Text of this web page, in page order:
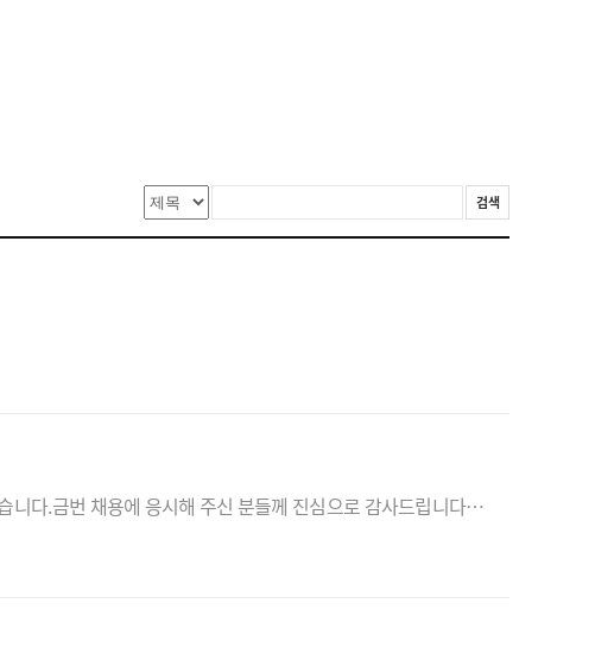
검색
지능형자동차부품진흥원 인력채용(제2022-020)호에 따른 심사결과는 아래와 같이 개별 통지해 드렸습니다.금번 채용에 응시해 주신 분들께 진심으로 감사드립니다. 1. 안내일 : 2022.11.04. (금) 14시 이후 2. 안내방법 : 합격자(전화 및 이메일 안내), 불합격자(이메일 안내)